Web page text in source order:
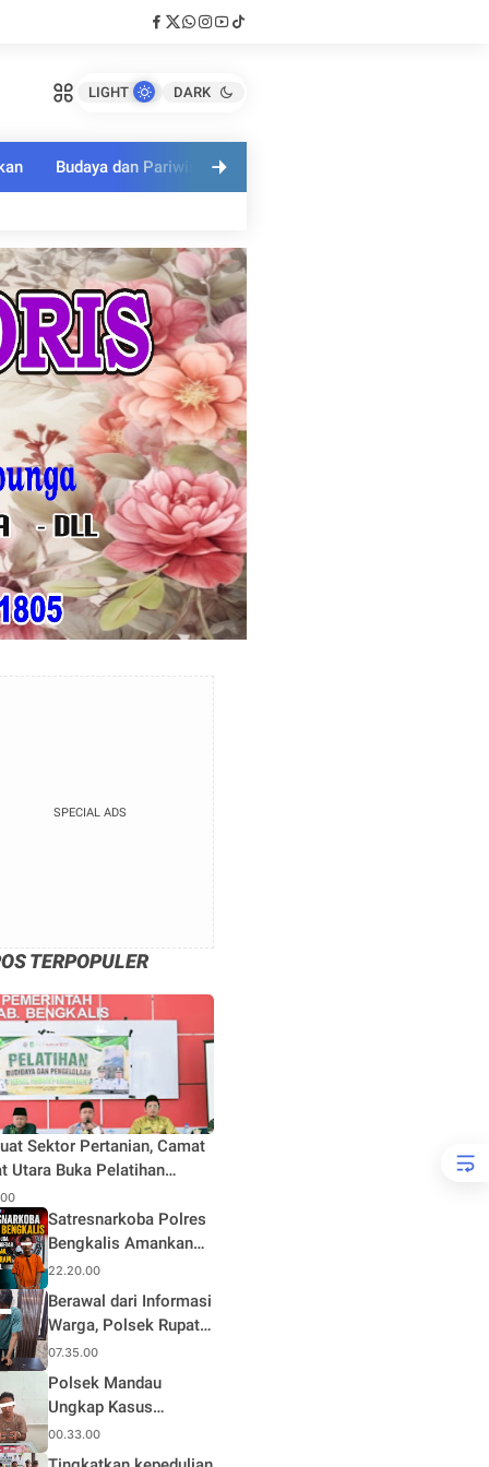
LIGHT DARK
Budaya dan Pariwisata
SPECIAL ADS
TERPOPULER
Sektor Pertanian, Camat
Utara Buka Pelatihan
dan Pengelolaan Hasil
Pertanian di Desa Teluk
Satresnarkoba Polres
Bengkalis Amankan
Terduga Pengedar
Sabu di Mandau, Sita
1,59 Gram Barang
Bukti
22.20.00
Berawal dari Informasi
Warga, Polsek Rupat
Ungkap Kasus Sabu
dan Amankan Seorang
Pria
07.35.00
Polsek Mandau
Ungkap Kasus
Narkotika, Seorang
Pria Diamankan
00.33.00